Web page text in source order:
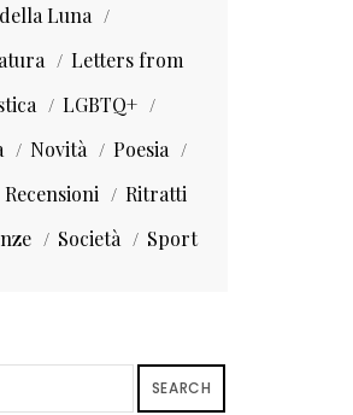
Luna
Letters from
LGBTQ+
Novità
Poesia
Recensioni
Ritratti
Società Sport
SEARCH